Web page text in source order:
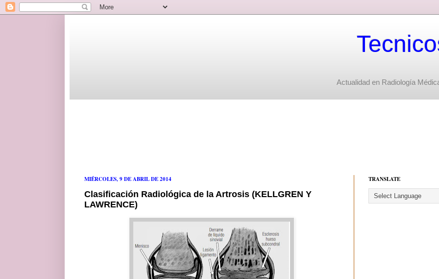
Actualidad en Radiología
MIÉRCOLES, 9 DE ABRIL DE 2014
Clasificación Radiológica de la Artrosis (KELLGREN Y
LAWRENCE)
TRANSLATE